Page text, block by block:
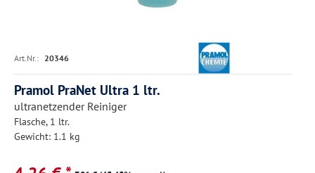
Art.Nr.: 20346
Pramol PraNet Ultra 1 ltr.
ultranetzender Reiniger
Flasche, 1 ltr.
Gewicht: 1.1 kg